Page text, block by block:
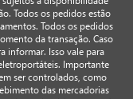
Todos os pedidos estão
Todos os pedidos
da transação. Caso
informar. Isso vale para
Importante
ser controlados, como
das mercadorias